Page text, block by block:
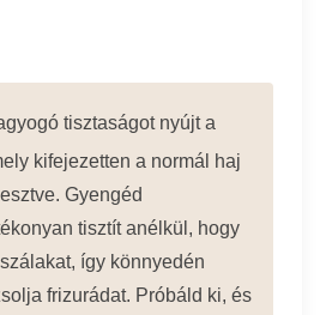
tisztaságot nyújt a
kifejezetten a normál haj
Gyengéd
tisztít anélkül, hogy
így könnyedén
frizurádat. Próbáld ki, és